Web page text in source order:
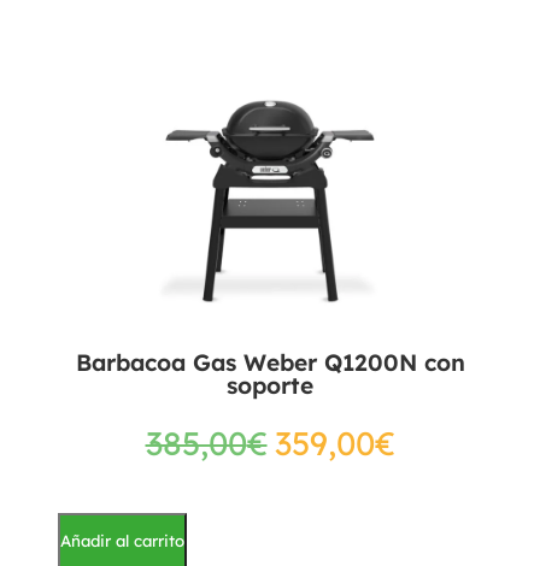
Barbacoa Gas Weber Q1200N con
soporte
385,00€359,00€
Añadir al carrito